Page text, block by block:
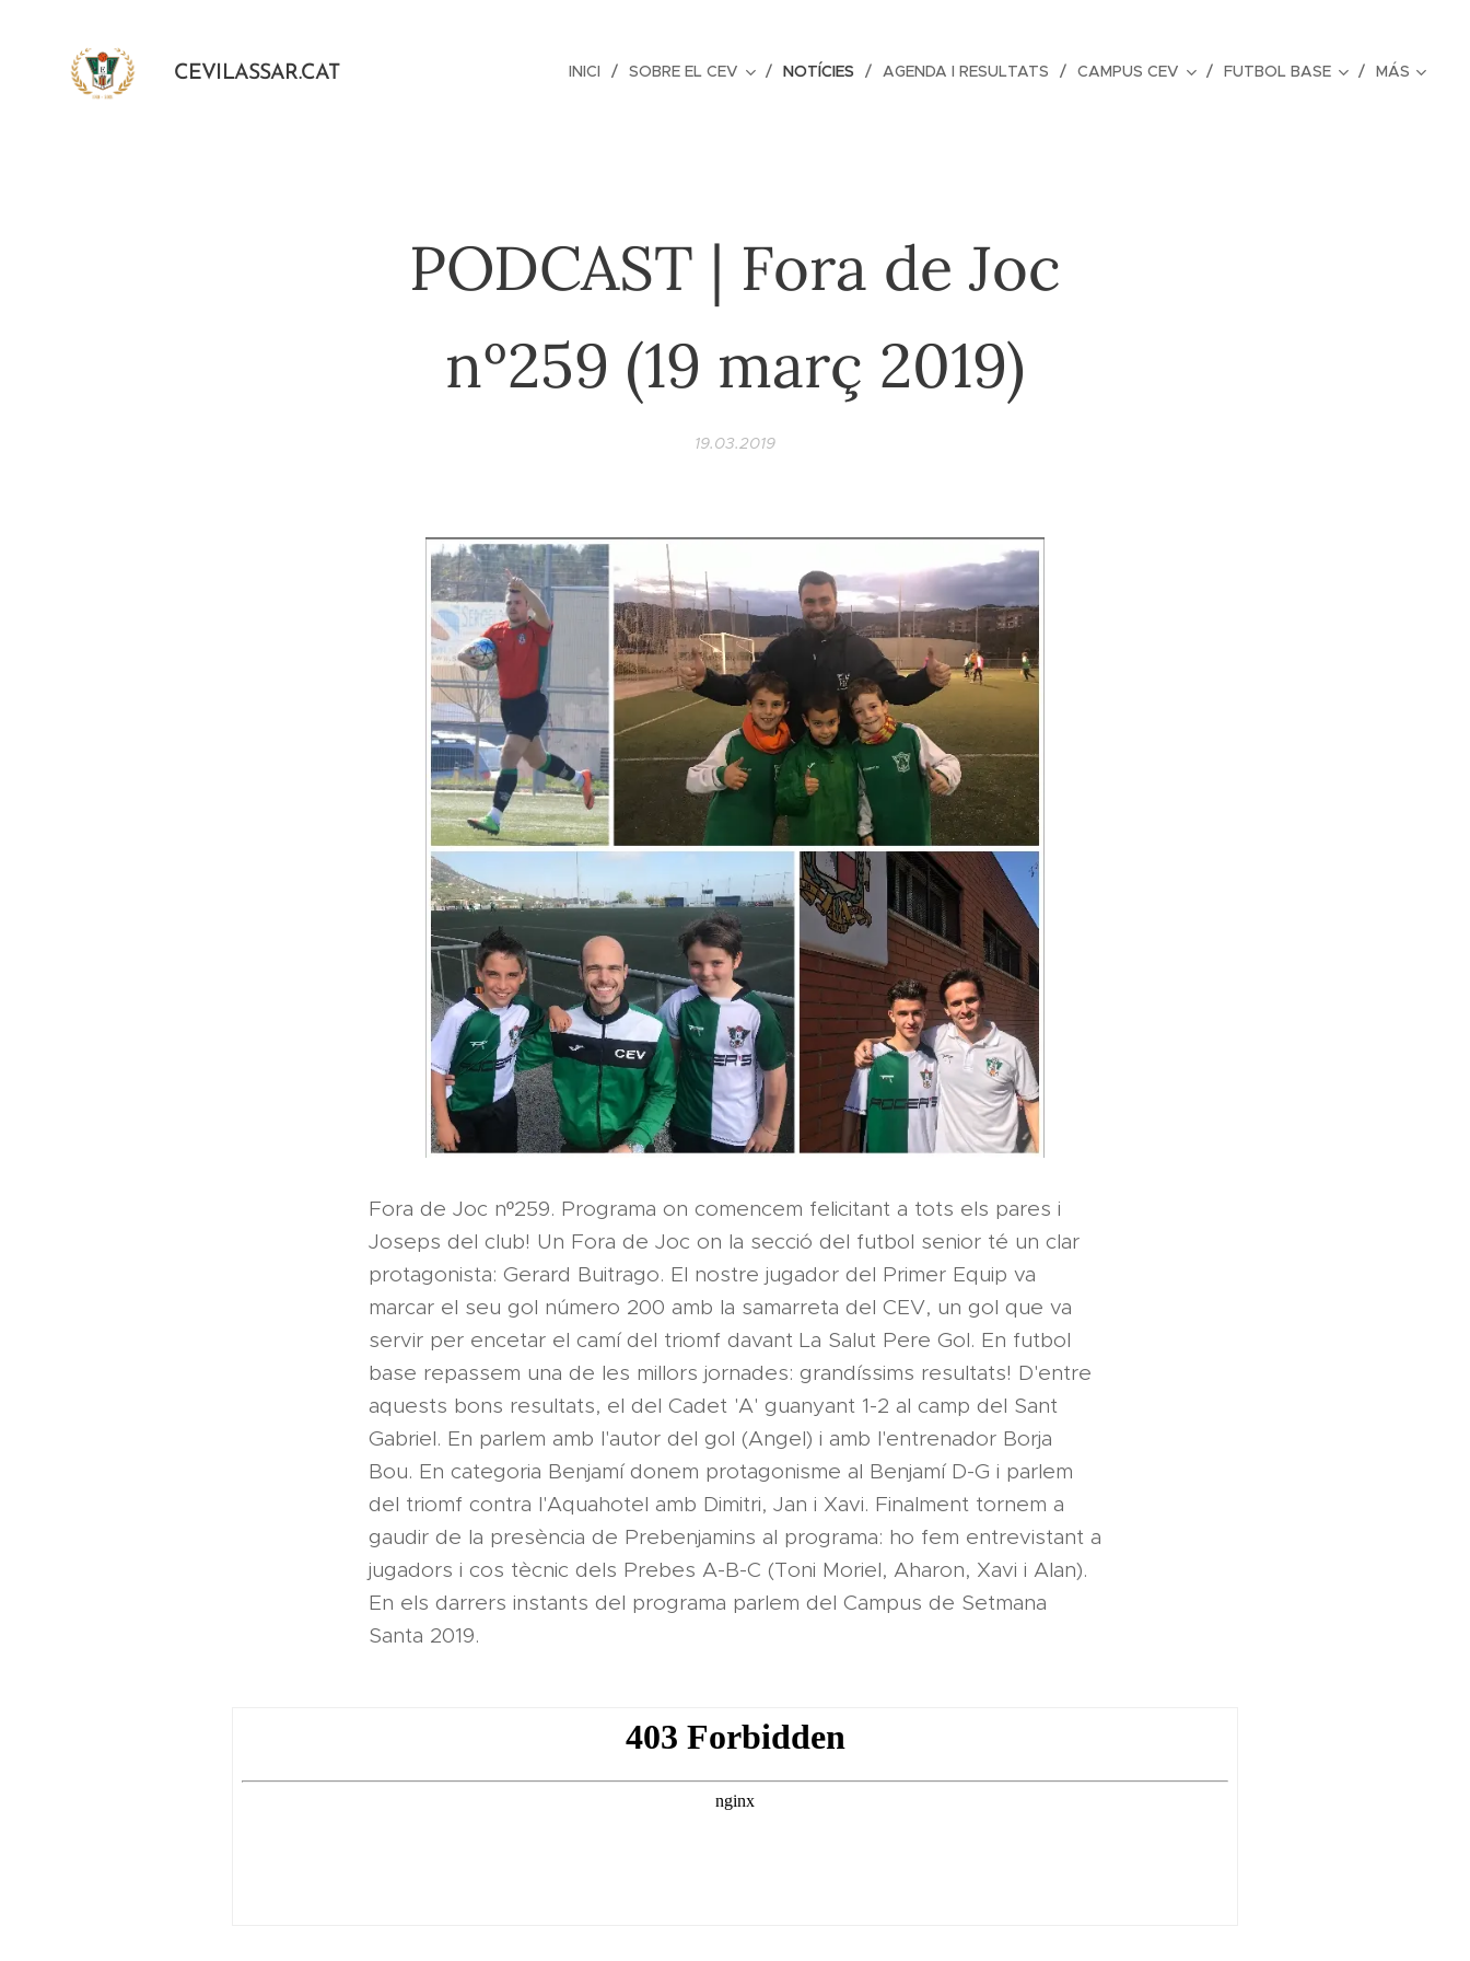
CEVILASSAR.CAT INICI SOBRE EL CEV NOTÍCIES AGENDA I RESULTATS CAMPUS CEV FUTBOL BASE MÁS
PODCAST | Fora de Joc
nº259 (19 març 2019)
19.03.2019
Fora de Joc nº259. Programa on comencem felicitant a tots els pares i
Joseps del club! Un Fora de Joc on la secció del futbol senior té un clar
protagonista: Gerard Buitrago. El nostre jugador del Primer Equip va
marcar el seu gol número 200 amb la samarreta del CEV, un gol que va
servir per encetar el camí del triomf davant La Salut Pere Gol. En futbol
base repassem una de les millors jornades: grandíssims resultats! D'entre
aquests bons resultats, el del Cadet 'A' guanyant 1-2 al camp del Sant
Gabriel. En parlem amb l'autor del gol (Angel) i amb l'entrenador Borja
Bou. En categoria Benjamí donem protagonisme al Benjamí D-G i parlem
del triomf contra l'Aquahotel amb Dimitri, Jan i Xavi. Finalment tornem a
gaudir de la presència de Prebenjamins al programa: ho fem entrevistant a
jugadors i cos tècnic dels Prebes A-B-C (Toni Moriel, Aharon, Xavi i Alan).
En els darrers instants del programa parlem del Campus de Setmana
Santa 2019.